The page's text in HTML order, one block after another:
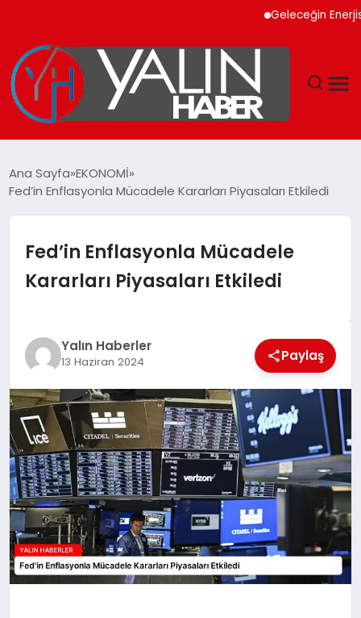
Geleceğin Enerjisi
DÜNYA
EKONOMİ
EĞİTİM
TEKNOLOJİ
MAGAZİN
SAĞLIK
Ana Sayfa EKONOMİ
Fed’in Enflasyonla Mücadele Kararları Piyasaları Etkiledi
Fed’in Enflasyonla Mücadele
Kararları Piyasaları Etkiledi
Yalın Haberler
13 Haziran 2024 Paylaş